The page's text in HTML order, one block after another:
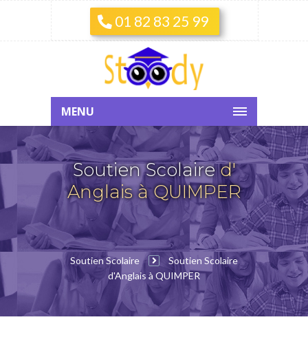
01 82 83 25 99
MENU
Soutien Scolaired'
Anglais à QUIMPER
Soutien Scolaire
Soutien Scolaire
d'Anglais à QUIMPER